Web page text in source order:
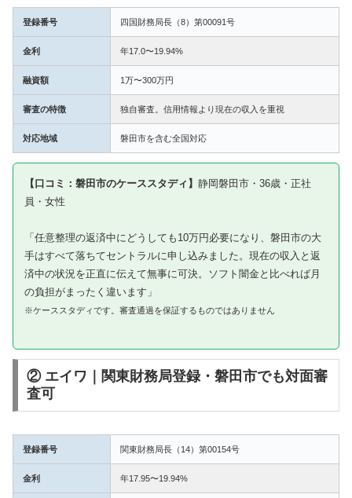
登録番号 四国財務局長（8）第00091号
金利 年17.0〜19.94%
融資額 1万〜300万円
審査の特徴 独自審査。信用情報より現在の収入を重視
対応地域 磐田市を含む全国対応
【口コミ：磐田市のケーススタディ】 静岡磐田市・36歳・正社
員・女性
「任意整理の返済中にどうしても10万円必要になり、磐田市の大
手はすべて落ちてセントラルに申し込みました。現在の収入と返
済中の状況を正直に伝えて無事に可決。ソフト闇金と比べれば月
の負担がまったく違います」
※ケーススタディです。審査通過を保証するものではありません
② エイワ｜関東財務局登録・磐田市でも対面審
査可
登録番号 関東財務局長（14）第00154号
金利 年17.95〜19.94%